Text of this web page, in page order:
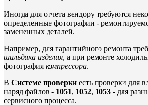
Иногда для отчета вендору требуются
определенные фотографии -
замененных деталей.
Например, для гарантийного ремонта
шильдика изделия, а при ремонте
фотография компрессора.
В Системе проверки есть проверки для
наряд файлов - 1051, 1052, 1053 - для
сервисного процесса.